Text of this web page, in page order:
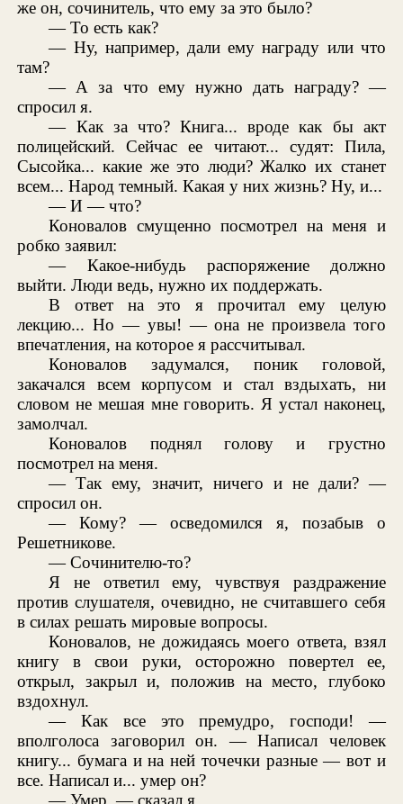
же он, сочинитель, что ему за это было?
— То есть как?
— Ну, например, дали ему награду или что
там?
— А за что ему нужно дать награду? —
спросил я.
— Как за что? Книга... вроде как бы акт
полицейский. Сейчас ее читают... судят: Пила,
Сысойка... какие же это люди? Жалко их станет
всем... Народ темный. Какая у них жизнь? Ну, и...
— И — что?
Коновалов смущенно посмотрел на меня и
робко заявил:
— Какое-нибудь распоряжение должно
выйти. Люди ведь, нужно их поддержать.
В ответ на это я прочитал ему целую
лекцию... Но — увы! — она не произвела того
впечатления, на которое я рассчитывал.
Коновалов задумался, поник головой,
закачался всем корпусом и стал вздыхать, ни
словом не мешая мне говорить. Я устал наконец,
замолчал.
Коновалов поднял голову и грустно
посмотрел на меня.
— Так ему, значит, ничего и не дали? —
спросил он.
— Кому? — осведомился я, позабыв о
Решетникове.
— Сочинителю-то?
Я не ответил ему, чувствуя раздражение
против слушателя, очевидно, не считавшего себя
в силах решать мировые вопросы.
Коновалов, не дожидаясь моего ответа, взял
книгу в свои руки, осторожно повертел ее,
открыл, закрыл и, положив на место, глубоко
вздохнул.
— Как все это премудро, господи! —
вполголоса заговорил он. — Написал человек
книгу... бумага и на ней точечки разные — вот и
все. Написал и... умер он?
— Умер, — сказал я.